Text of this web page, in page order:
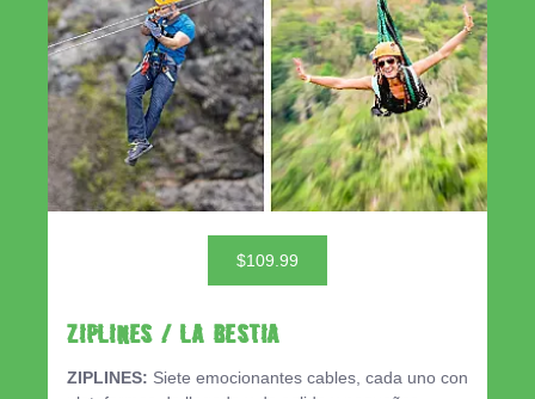
$109.99
ZIPLINES / LA BESTIA
ZIPLINES: Siete emocionantes cables, cada uno con